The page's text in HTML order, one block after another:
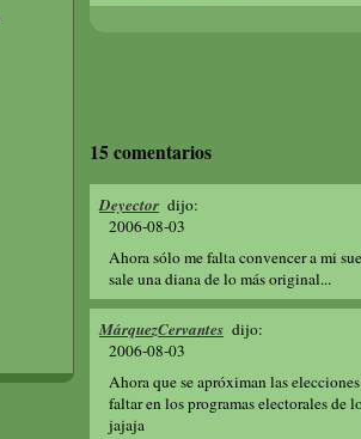
15 comentarios
Deyector dijo:
2006-08-03
Ahora sólo me falta convencer a mi
sale una diana de lo más original...
MárquezCervantes dijo:
2006-08-03
Ahora que se apróximan las
faltar en los programas electorales de
jajaja